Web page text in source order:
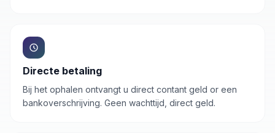
Directe betaling
Bij het ophalen ontvangt u direct contant geld or een
bankoverschrijving. Geen wachttijd, direct geld.